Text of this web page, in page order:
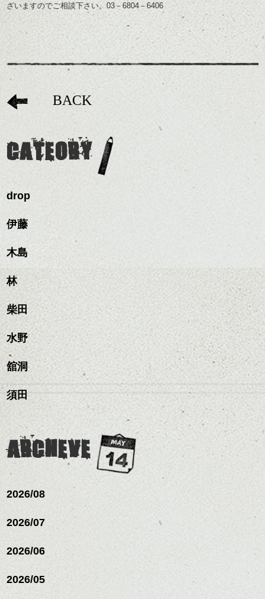
ざいますのでご相談下さい。03－6804－6406
BACK
CATEORY
drop
伊藤
木島
林
柴田
水野
舘洞
須田
ARCHEVE
2026/08
2026/07
2026/06
2026/05